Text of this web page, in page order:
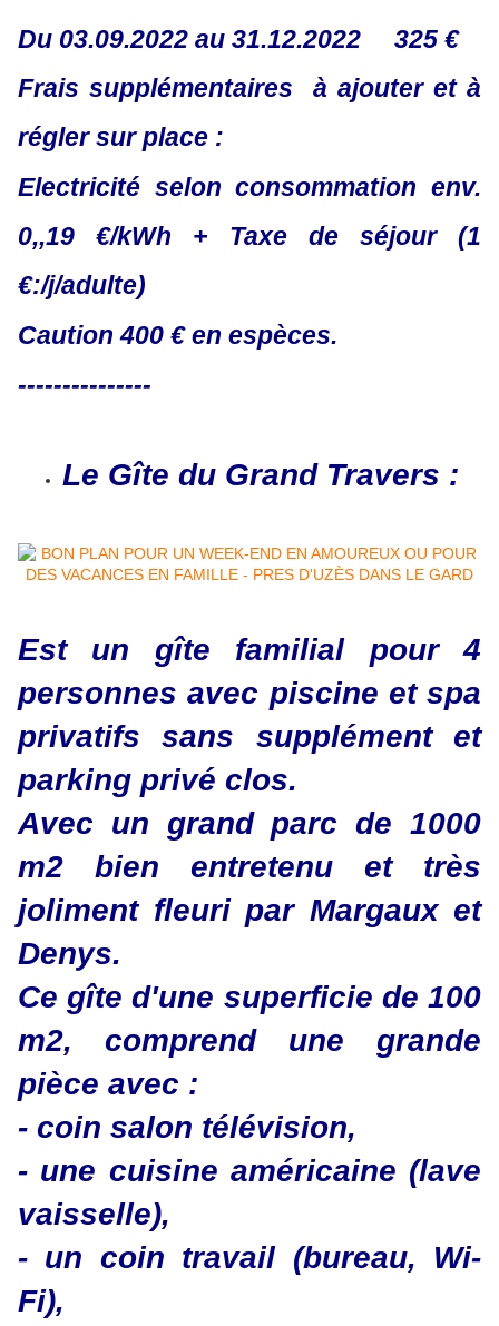
Du 03.09.2022 au 31.12.2022 325 €
Frais supplémentaires à ajouter et à
régler sur place :
Electricité selon consommation env.
0,,19 €/kWh + Taxe de séjour (1
€:/j/adulte)
Caution 400 € en espèces.
---------------
Le Gîte du Grand Travers :
Est un gîte familial pour 4
personnes avec piscine et spa
privatifs sans supplément et
parking privé clos.
Avec un grand parc de 1000
m2 bien entretenu et très
joliment fleuri par Margaux et
Denys.
Ce gîte d'une superficie de 100
m2, comprend une grande
pièce avec :
- coin salon télévision,
- une cuisine américaine (lave
vaisselle),
- un coin travail (bureau, Wi-
Fi),